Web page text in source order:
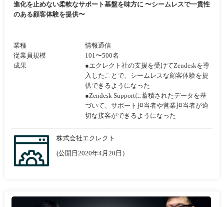
進化を止めない柔軟なサポート基盤を味方に 〜シームレスで一貫性
のある顧客体験を提供〜
業種
情報通信
従業員規模
101〜500名
成果
●エクレクト社の支援を受けてZendeskを導
入したことで、シームレスな顧客体験を提
供できるようになった
●Zendesk Supportに蓄積されたデータを基
づいて、サポート担当者や営業担当者が適
切な接客ができるようになった
株式会社エクレクト
(公開日2020年4月20日）